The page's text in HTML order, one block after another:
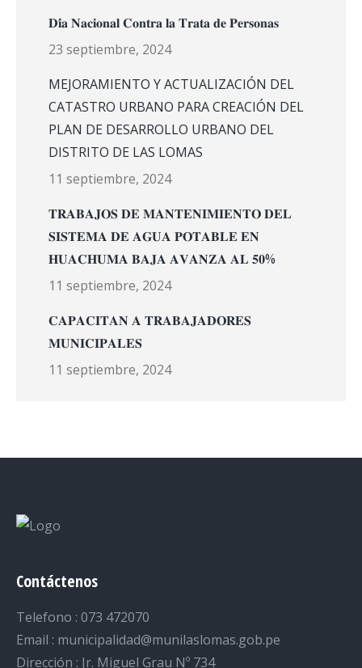
𝐃𝐢́𝐚 𝐍𝐚𝐜𝐢𝐨𝐧𝐚𝐥 𝐂𝐨𝐧𝐭𝐫𝐚 𝐥𝐚 𝐓𝐫𝐚𝐭𝐚 𝐝𝐞 𝐏𝐞𝐫𝐬𝐨𝐧𝐚𝐬
23 septiembre, 2024
MEJORAMIENTO Y ACTUALIZACIÓN DEL
CATASTRO URBANO PARA CREACIÓN DEL
PLAN DE DESARROLLO URBANO DEL
DISTRITO DE LAS LOMAS
11 septiembre, 2024
𝐓𝐑𝐀𝐁𝐀𝐉𝐎𝐒 𝐃𝐄 𝐌𝐀𝐍𝐓𝐄𝐍𝐈𝐌𝐈𝐄𝐍𝐓𝐎 𝐃𝐄𝐋
𝐒𝐈𝐒𝐓𝐄𝐌𝐀 𝐃𝐄 𝐀𝐆𝐔𝐀 𝐏𝐎𝐓𝐀𝐁𝐋𝐄 𝐄𝐍
𝐇𝐔𝐀𝐂𝐇𝐔𝐌𝐀 𝐁𝐀𝐉𝐀 𝐀𝐕𝐀𝐍𝐙𝐀 𝐀𝐋 𝟓𝟎%
11 septiembre, 2024
𝐂𝐀𝐏𝐀𝐂𝐈𝐓𝐀𝐍 𝐀 𝐓𝐑𝐀𝐁𝐀𝐉𝐀𝐃𝐎𝐑𝐄𝐒
𝐌𝐔𝐍𝐈𝐂𝐈𝐏𝐀𝐋𝐄𝐒
11 septiembre, 2024
Contáctenos
Telefono : 073 472070
Email : municipalidad@munilaslomas.gob.pe
Dirección : Jr. Miguel Grau Nº 734